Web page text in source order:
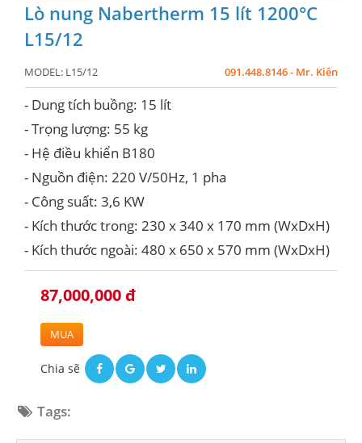
Lò nung Nabertherm 15 lít 1200°C
L15/12
MODEL: L15/12 091.448.8146 - Mr. Kiên
- Dung tích buồng: 15 lít
- Trọng lượng: 55 kg
- Hệ điều khiển B180
- Nguồn điện: 220 V/50Hz, 1 pha
- Công suất: 3,6 KW
- Kích thước trong: 230 x 340 x 170 mm (WxDxH)
- Kích thước ngoài: 480 x 650 x 570 mm (WxDxH)
87,000,000 đ
MUA
Chia sẽ
Tags: